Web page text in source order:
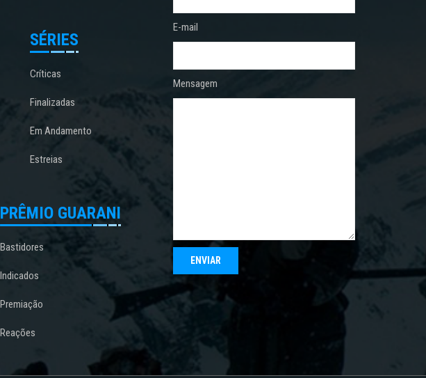
SÉRIES
Críticas
Finalizadas
Em Andamento
Estreias
PRÊMIO GUARANI
Bastidores
Indicados
Premiação
Reações
E-mail
Mensagem